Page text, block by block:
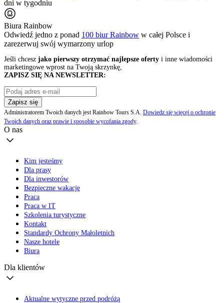
dni w tygodniu
Biura Rainbow
Odwiedź jedno z ponad 100 biur Rainbow w całej Polsce i
zarezerwuj swój wymarzony urlop
Jeśli chcesz jako pierwszy otrzymać najlepsze oferty i inne wiadomości
marketingowe wprost na Twoją skrzynkę,
ZAPISZ SIĘ NA NEWSLETTER:
Zapisz się
Administratorem Twoich danych jest Rainbow Tours S.A. Dowiedz się więcej o ochronie
Twoich danych oraz prawie i sposobie wycofania zgody.
O nas
Kim jesteśmy
Dla prasy
Dla inwestorów
Bezpieczne wakacje
Praca
Praca w IT
Szkolenia turystyczne
Kontakt
Standardy Ochrony Małoletnich
Nasze hotele
Biura
Dla klientów
Aktualne wytyczne przed podróżą